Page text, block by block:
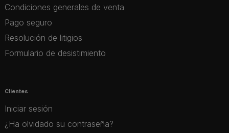
Condiciones generales de venta
Pago seguro
Resolución de litigios
Formulario de desistimiento
Clientes
Iniciar sesión
¿Ha olvidado su contraseña?